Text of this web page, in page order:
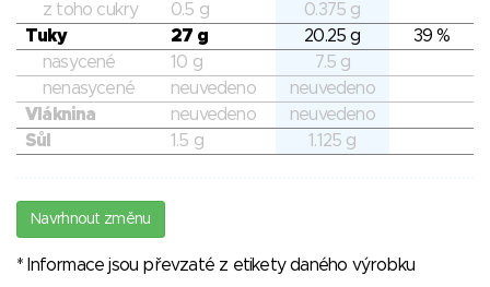
z toho cukry
0.5 g
0.375 g
Tuky
27 g 20.25 g
39 %
nasycené
10 g
7.5 g
nenasycené
neuvedeno
neuvedeno
Vláknina
neuvedeno
neuvedeno
Sůl
1.5 g 1.125 g
Navrhnout změnu
* Informace jsou převzaté z etikety daného výrobku